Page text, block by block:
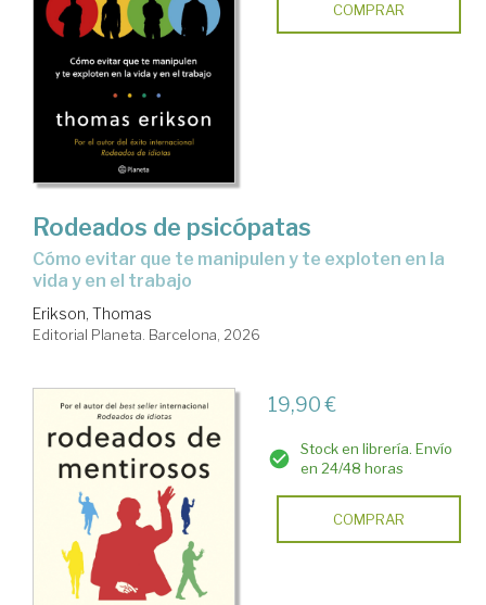
COMPRAR
Rodeados de psicópatas
Cómo evitar que te manipulen y te exploten en la
vida y en el trabajo
Erikson, Thomas
Editorial Planeta. Barcelona, 2026
19,90 €
Stock en librería. Envío
en 24/48 horas
COMPRAR